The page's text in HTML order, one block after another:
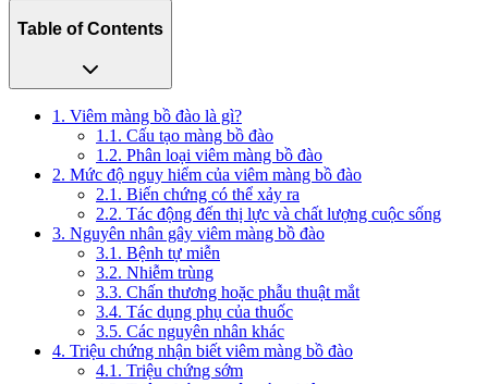
Table of Contents
1. Viêm màng bồ đào là gì?
1.1. Cấu tạo màng bồ đào
1.2. Phân loại viêm màng bồ đào
2. Mức độ nguy hiểm của viêm màng bồ đào
2.1. Biến chứng có thể xảy ra
2.2. Tác động đến thị lực và chất lượng cuộc sống
3. Nguyên nhân gây viêm màng bồ đào
3.1. Bệnh tự miễn
3.2. Nhiễm trùng
3.3. Chấn thương hoặc phẫu thuật mắt
3.4. Tác dụng phụ của thuốc
3.5. Các nguyên nhân khác
4. Triệu chứng nhận biết viêm màng bồ đào
4.1. Triệu chứng sớm